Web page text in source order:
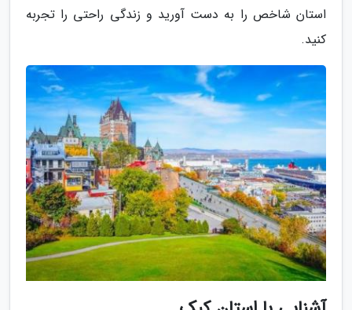
استان شاخص را به دست آورید و زندگی راحتی را تجربه
کنید.